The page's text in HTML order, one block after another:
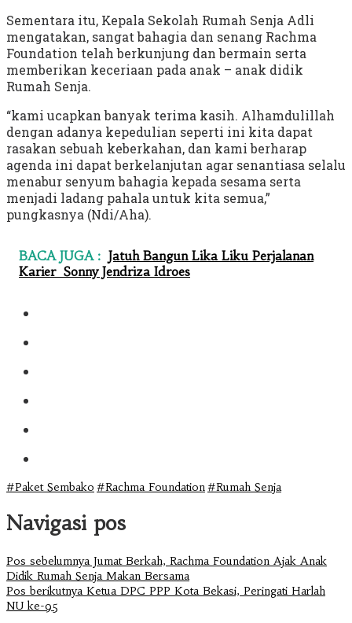
Sementara itu, Kepala Sekolah Rumah Senja Adli
mengatakan, sangat bahagia dan senang Rachma
Foundation telah berkunjung dan bermain serta
memberikan keceriaan pada anak – anak didik
Rumah Senja.
“kami ucapkan banyak terima kasih. Alhamdulillah
dengan adanya kepedulian seperti ini kita dapat
rasakan sebuah keberkahan, dan kami berharap
agenda ini dapat berkelanjutan agar senantiasa selalu
menabur senyum bahagia kepada sesama serta
menjadi ladang pahala untuk kita semua,”
pungkasnya (Ndi/Aha).
BACA JUGA : Jatuh Bangun Lika Liku Perjalanan
Karier Sonny Jendriza Idroes
#Paket Sembako #Rachma Foundation#Rumah Senja
Navigasi pos
Pos sebelumnyaJumat Berkah, Rachma Foundation Ajak Anak
Didik Rumah Senja Makan Bersama
Pos berikutnyaKetua DPC PPP Kota Bekasi, Peringati Harlah
NU ke-95